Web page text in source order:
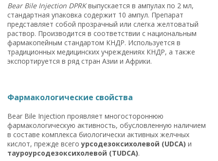
Bear Bile Injection DPRKвыпускается в ампулах по 2 мл,
стандартная упаковка содержит 10 ампул. Препарат
представляет собой прозрачный или слегка желтоватый
раствор. Производится в соответствии с национальным
фармакопейным стандартом КНДР. Используется в
традиционных медицинских учреждениях КНДР, а также
экспортируется в ряд стран Азии и Африки.
Фармакологические свойства
Bear Bile Injection проявляет многостороннюю
фармакологическую активность, обусловленную наличием
в составе комплекса биологически активных желчных
кислот, прежде всегоурсодезоксихолевой (UDCA) и
тауроурсодезоксихолевой (TUDCA).